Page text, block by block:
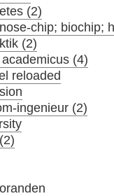
(2)
chip; biochip;
(2)
(4)
reloaded
ingenieur (2)